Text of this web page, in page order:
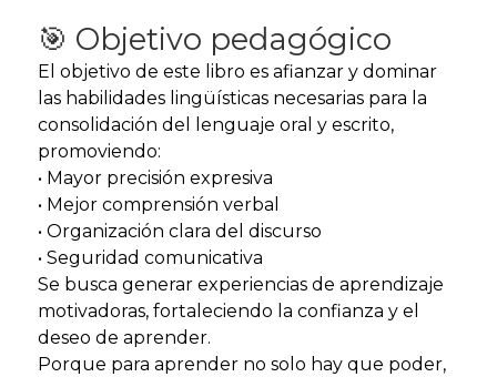
🎯 Objetivo pedagógico
El objetivo de este libro es afianzar y dominar
las habilidades lingüísticas necesarias para la
consolidación del lenguaje oral y escrito,
promoviendo:
• Mayor precisión expresiva
• Mejor comprensión verbal
• Organización clara del discurso
• Seguridad comunicativa
Se busca generar experiencias de aprendizaje
motivadoras, fortaleciendo la confianza y el
deseo de aprender.
Porque para aprender no solo hay que poder,